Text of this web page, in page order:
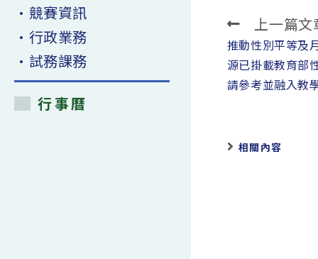
Read
more
articles
上一篇文
推動性別平等及
源已掛載教育部
請參考並融入教
相關內容
•競賽資訊
•行政業務
•試務課務
行事曆